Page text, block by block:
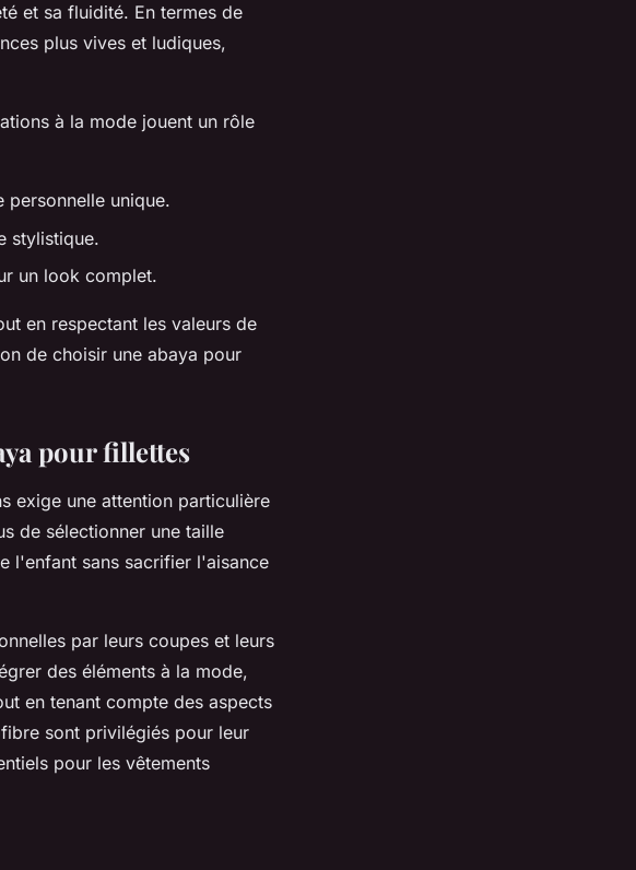
et sa fluidité. En termes de
plus vives et ludiques,
à la mode jouent un rôle
personnelle unique.
stylistique.
un look complet.
en respectant les valeurs de
de choisir une abaya pour
pour fillettes
exige une attention particulière
de sélectionner une taille
l'enfant sans sacrifier l'aisance
par leurs coupes et leurs
des éléments à la mode,
en tenant compte des aspects
sont privilégiés pour leur
pour les vêtements